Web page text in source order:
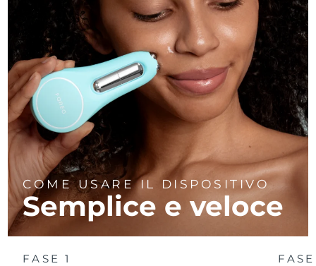
COME USARE IL DISPOSITIVO
Semplice e veloce
FASE 1